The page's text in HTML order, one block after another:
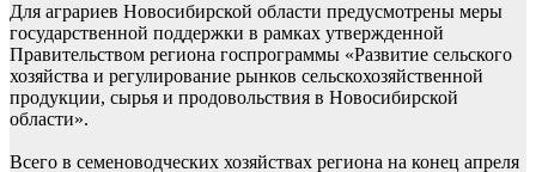
Для аграриев Новосибирской области предусмотрены меры
государственной поддержки в рамках утвержденной
Правительством региона госпрограммы «Развитие сельского
хозяйства и регулирование рынков сельскохозяйственной
продукции, сырья и продовольствия в Новосибирской
области».
Всего в семеноводческих хозяйствах региона на конец апреля